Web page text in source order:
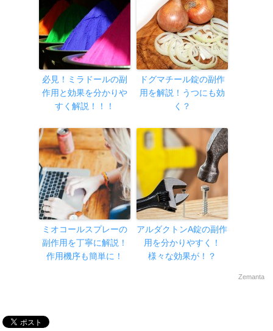
必見！ミラドールの副
作用と効果を分かりや
すく解説！！！
ドグマチール錠の副作
用を解説！うつにも効
く？
ミオコールスプレーの
副作用を丁寧に解説！
作用機序も簡単に！
アルダクトンA錠の副作
用を分かりやすく！
様々な効果が！？
Zemanta